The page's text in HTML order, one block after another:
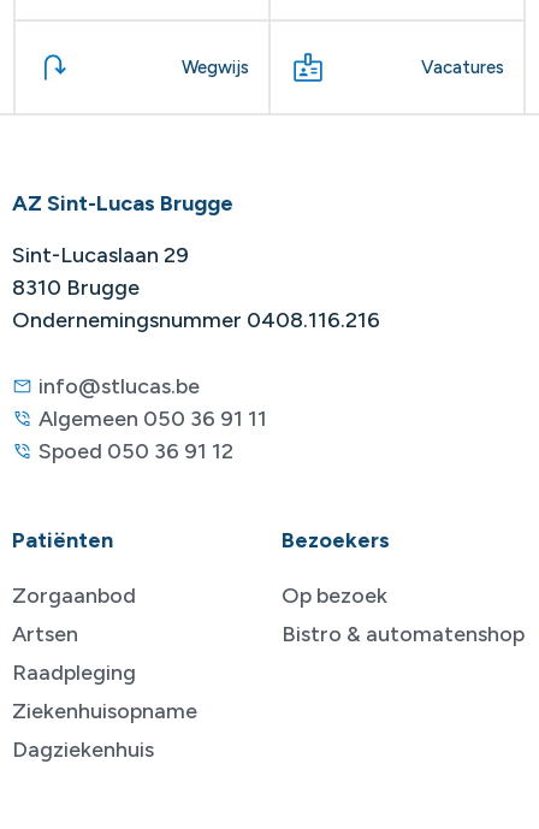
Wegwijs Vacatures
AZ Sint-Lucas Brugge
Sint-Lucaslaan 29
8310 Brugge
Ondernemingsnummer 0408.116.216
info@stlucas.be
Algemeen 050 36 91 11
Spoed 050 36 91 12
Patiënten
Zorgaanbod
Artsen
Raadpleging
Ziekenhuisopname
Dagziekenhuis
Bezoekers
Op bezoek
Bistro & automatenshop